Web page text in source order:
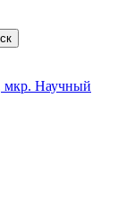
мкр. Научный